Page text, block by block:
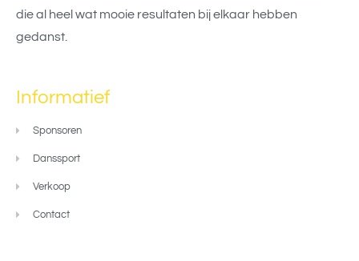
die al heel wat mooie resultaten bij elkaar hebben
gedanst.
Informatief
Sponsoren
Danssport
Verkoop
Contact